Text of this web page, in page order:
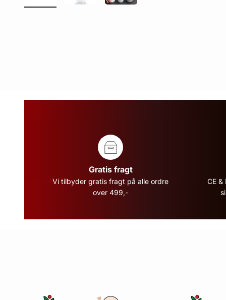
Gratis fragt
Vi tilbyder gratis fragt på alle ordre
over 499,-
CE